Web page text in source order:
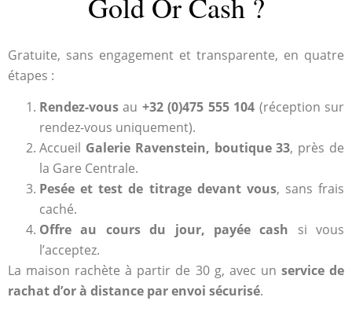
Gratuite, sans engagement et transparente, en quatre
étapes :
Rendez-vous au +32 (0)475 555 104 (réception sur
rendez-vous uniquement).
Accueil Galerie Ravenstein, boutique 33, près de
la Gare Centrale.
Pesée et test de titrage devant vous, sans frais
caché.
Offre au cours du jour, payée cash si vous
l’acceptez.
La maison rachète à partir de 30 g, avec un service de
rachat d’or à distance par envoi sécurisé.